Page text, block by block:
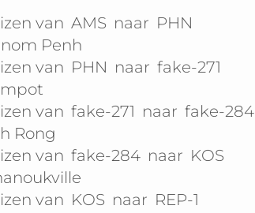
van AMS naar PHN
Penh
van PHN naar fake-271
van fake-271 naar fake-284
Rong
van fake-284 naar KOS
van KOS naar REP-1